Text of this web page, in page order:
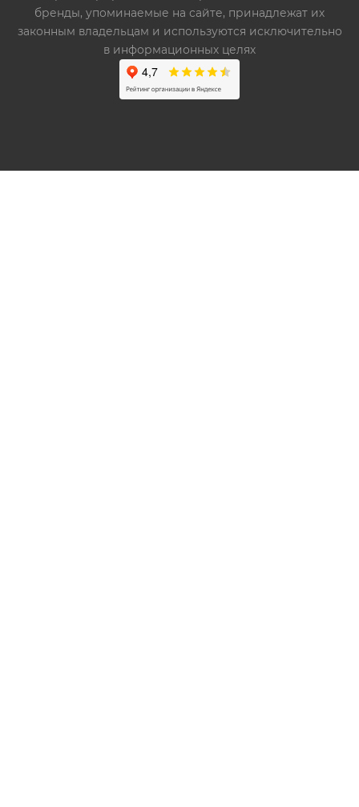
бренды, упоминаемые на сайте, принадлежат их
законным владельцам и используются исключительно
в информационных целях